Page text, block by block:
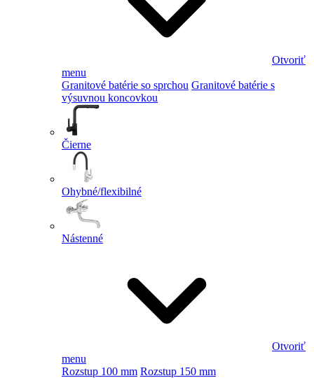
Otvoriť
menu
Granitové batérie so sprchou Granitové batérie s
výsuvnou koncovkou
Čierne
Ohybné/flexibilné
Nástenné
Otvoriť
menu
Rozstup 100 mm Rozstup 150 mm